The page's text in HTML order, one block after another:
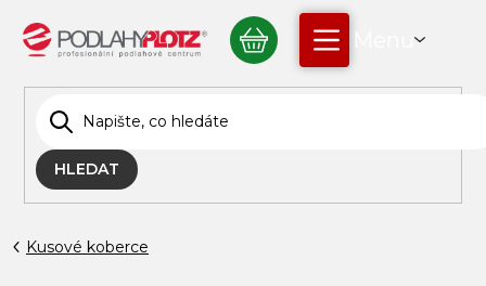
obsah
HLEDAT
NÁKUPNÍ
KOŠÍK
Kusové koberce